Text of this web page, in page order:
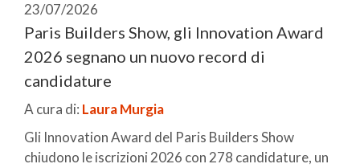
23/07/2026
Paris Builders Show, gli Innovation Award
2026 segnano un nuovo record di
candidature
A cura di: Laura Murgia
Gli Innovation Award del Paris Builders Show
chiudono le iscrizioni 2026 con 278 candidature, un